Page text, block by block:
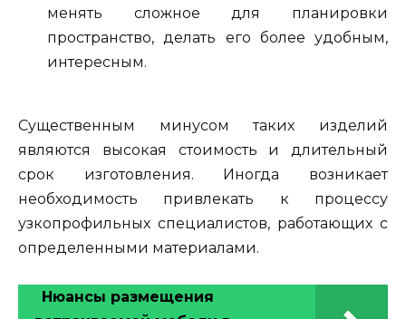
менять сложное для планировки
пространство, делать его более удобным,
интересным.
Существенным минусом таких изделий
являются высокая стоимость и длительный
срок изготовления. Иногда возникает
необходимость привлекать к процессу
узкопрофильных специалистов, работающих с
определенными материалами.
Нюансы размещения